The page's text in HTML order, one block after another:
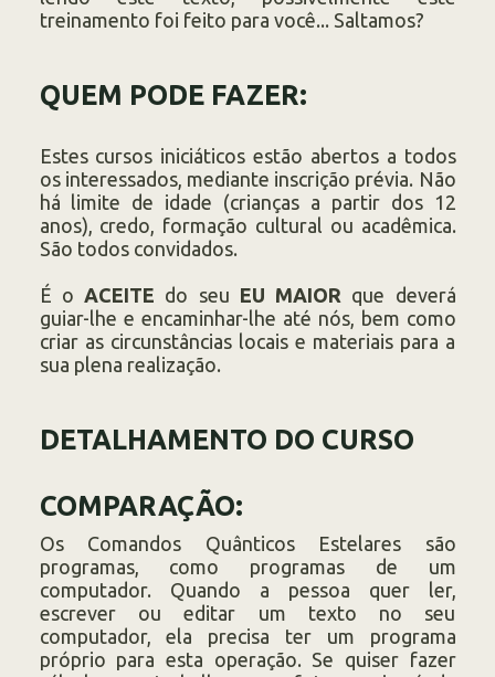
treinamento foi feito para você... Saltamos?
QUEM PODE FAZER:
Estes cursos iniciáticos estão abertos a todos
os interessados, mediante inscrição prévia. Não
há limite de idade (crianças a partir dos 12
anos), credo, formação cultural ou acadêmica.
São todos convidados.
É o ACEITE do seu EU MAIOR que deverá
guiar-lhe e encaminhar-lhe até nós, bem como
criar as circunstâncias locais e materiais para a
sua plena realização.
DETALHAMENTO DO CURSO
COMPARAÇÃO:
Os Comandos Quânticos Estelares são
programas, como programas de um
computador. Quando a pessoa quer ler,
escrever ou editar um texto no seu
computador, ela precisa ter um programa
próprio para esta operação. Se quiser fazer